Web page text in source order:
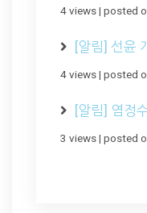
4 views| posted
[알림] 선윤
4 views| posted
[알림] 염정
3 views| posted